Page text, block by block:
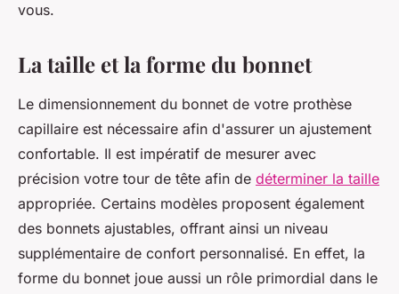
vous.
La taille et la forme du bonnet
Le dimensionnement du bonnet de votre prothèse
capillaire est nécessaire afin d'assurer un ajustement
confortable. Il est impératif de mesurer avec
précision votre tour de tête afin de déterminer la taille
appropriée. Certains modèles proposent également
des bonnets ajustables, offrant ainsi un niveau
supplémentaire de confort personnalisé. En effet, la
forme du bonnet joue aussi un rôle primordial dans le